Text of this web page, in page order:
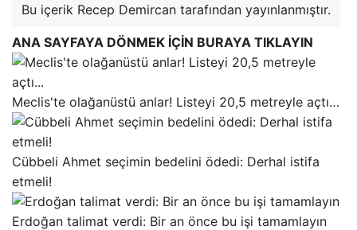
Bu içerik Recep Demircan tarafından yayınlanmıştır.
ANA SAYFAYA DÖNMEK İÇİN BURAYA TIKLAYIN
Meclis'te olağanüstü anlar! Listeyi 20,5 metreyle açtı…
Cübbeli Ahmet seçimin bedelini ödedi: Derhal istifa
etmeli!
Erdoğan talimat verdi: Bir an önce bu işi tamamlayın